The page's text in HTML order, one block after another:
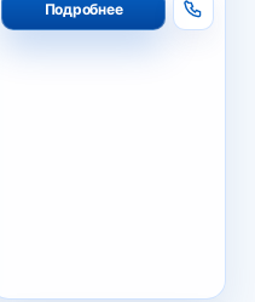
Подробнее